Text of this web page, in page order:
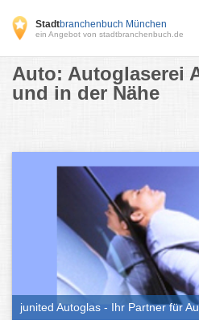
Stadtbranchenbuch München
ein Angebot von stadtbranchenbuch.de
Auto: Autoglaserei
und in der Nähe
junited Autoglas - Ihr Partner für